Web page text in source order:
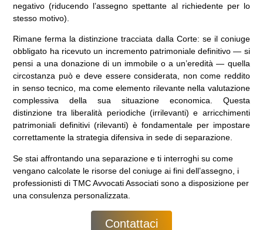
negativo (riducendo l’assegno spettante al richiedente per lo
stesso motivo).
Rimane ferma la distinzione tracciata dalla Corte: se il coniuge
obbligato ha ricevuto un incremento patrimoniale definitivo — si
pensi a una donazione di un immobile o a un’eredità — quella
circostanza può e deve essere considerata, non come reddito
in senso tecnico, ma come elemento rilevante nella valutazione
complessiva della sua situazione economica. Questa
distinzione tra liberalità periodiche (irrilevanti) e arricchimenti
patrimoniali definitivi (rilevanti) è fondamentale per impostare
correttamente la strategia difensiva in sede di separazione.
Se stai affrontando una separazione e ti interroghi su come
vengano calcolate le risorse del coniuge ai fini dell’assegno, i
professionisti di TMC Avvocati Associati sono a disposizione per
una consulenza personalizzata.
Contattaci